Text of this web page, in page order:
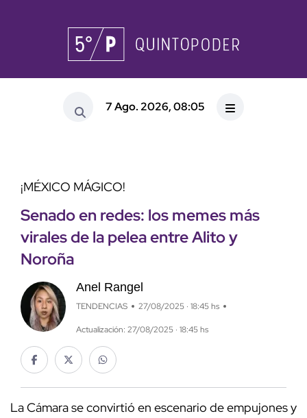
7 Ago. 2026, 08:05
¡MÉXICO MÁGICO!
Senado en redes: los memes más
virales de la pelea entre Alito y
Noroña
Anel Rangel
TENDENCIAS 27/08/2025 · 18:45 hs
Actualización: 27/08/2025 · 18:45 hs
La Cámara se convirtió en escenario de empujones y